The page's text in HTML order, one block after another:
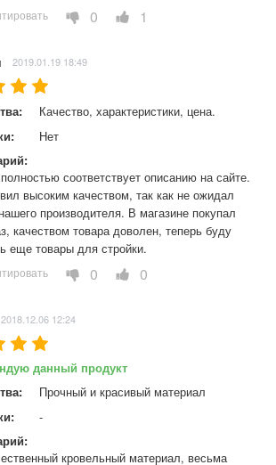
0 1
2019.01.19 18:49
Качество, характеристики, цена.
Нет
соответствует описанию на сайте.
высоким качеством, так как не ожидал
производителя. В магазине покупал
качеством товара доволен, теперь буду
еще товары для стройки.
0 0
2018.12.06 12:24
данный продукт
Прочный и красивый материал
-
кровельный материал, весьма